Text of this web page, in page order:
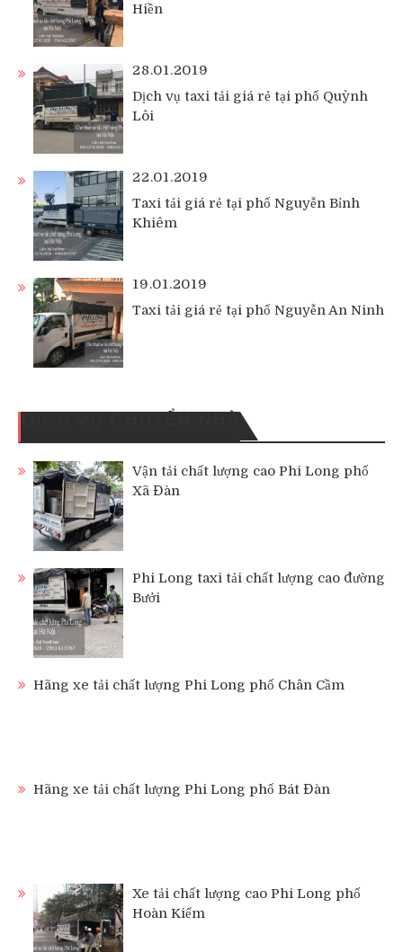
Hiền
28.01.2019
Dịch vụ taxi tải giá rẻ tại phố Quỳnh
Lôi
22.01.2019
Taxi tải giá rẻ tại phố Nguyễn Bỉnh
Khiêm
19.01.2019
Taxi tải giá rẻ tại phố Nguyễn An Ninh
DỊCH VỤ CHUYỂN NHÀ
Vận tải chất lượng cao Phi Long phố
Xã Đàn
Phi Long taxi tải chất lượng cao đường
Bưởi
Hãng xe tải chất lượng Phi Long phố Chân Cầm
Hãng xe tải chất lượng Phi Long phố Bát Đàn
Xe tải chất lượng cao Phi Long phố
Hoàn Kiếm